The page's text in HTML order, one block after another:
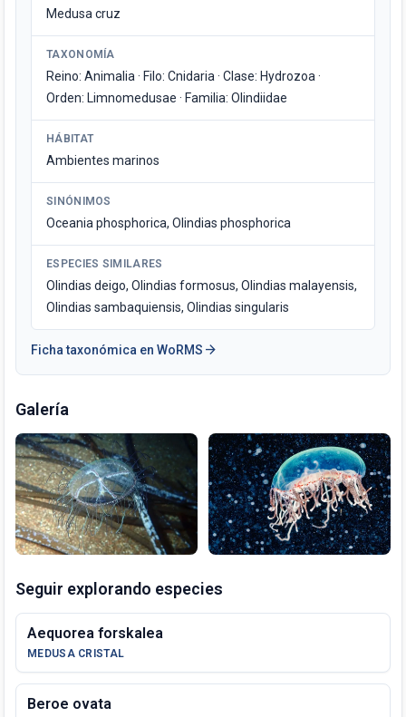
Medusa cruz
TAXONOMÍA
Reino: Animalia · Filo: Cnidaria · Clase: Hydrozoa ·
Orden: Limnomedusae · Familia: Olindiidae
HÁBITAT
Ambientes marinos
SINÓNIMOS
Oceania phosphorica, Olindias phosphorica
ESPECIES SIMILARES
Olindias deigo, Olindias formosus, Olindias malayensis,
Olindias sambaquiensis, Olindias singularis
Ficha taxonómica en WoRMS arrow_forward
Galería
Seguir explorando especies
Aequorea forskalea
MEDUSA CRISTAL
Beroe ovata